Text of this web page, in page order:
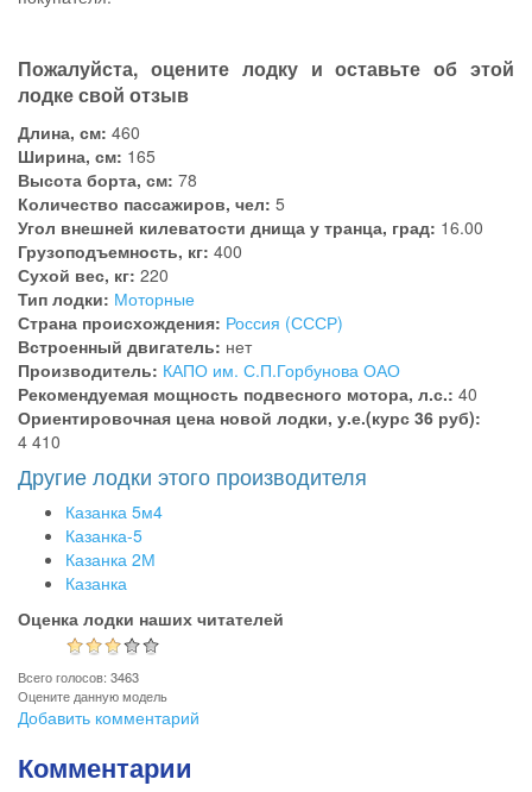
Пожалуйста, оцените лодку и оставьте об этой
лодке свой отзыв
Длина, см: 460
Ширина, см: 165
Высота борта, см: 78
Количество пассажиров, чел: 5
Угол внешней килеватости днища у транца, град: 16.00
Грузоподъемность, кг: 400
Сухой вес, кг: 220
Тип лодки: Моторные
Страна происхождения: Россия (СССР)
Встроенный двигатель: нет
Производитель: КАПО им. С.П.Горбунова ОАО
Рекомендуемая мощность подвесного мотора, л.с.: 40
Ориентировочная цена новой лодки, у.е.(курс 36 руб):
4 410
Другие лодки этого производителя
Казанка 5м4
Казанка-5
Казанка 2М
Казанка
Оценка лодки наших читателей
Всего голосов: 3463
Оцените данную модель
Добавить комментарий
Комментарии